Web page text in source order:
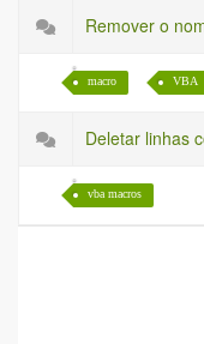
Remover o
macro VBA
Deletar linhas
vba macros